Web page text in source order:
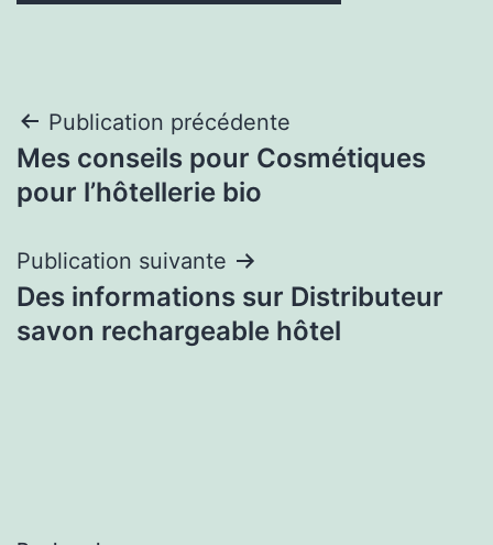
Navigation
de
Publication précédente
Mes conseils pour Cosmétiques
pour l’hôtellerie bio
Publication suivante
Des informations sur Distributeur
savon rechargeable hôtel